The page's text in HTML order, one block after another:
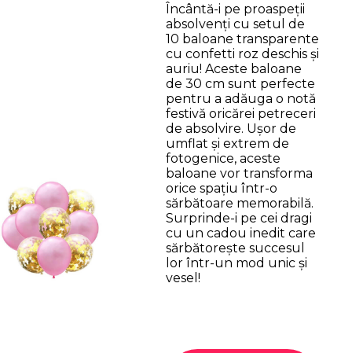
Încântă-i pe proaspeții
absolvenți cu setul de
10 baloane transparente
cu confetti roz deschis și
auriu! Aceste baloane
de 30 cm sunt perfecte
pentru a adăuga o notă
festivă oricărei petreceri
de absolvire. Ușor de
umflat și extrem de
fotogenice, aceste
baloane vor transforma
orice spațiu într-o
sărbătoare memorabilă.
Surprinde-i pe cei dragi
cu un cadou inedit care
sărbătorește succesul
lor într-un mod unic și
vesel!